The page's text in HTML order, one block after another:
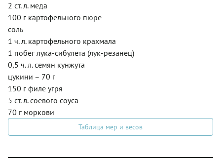
2 ст. л. меда
100 г картофельного пюре
соль
1 ч. л. картофельного крахмала
1 побег лука-сибулета (лук-резанец)
0,5 ч. л. семян кунжута
цукини – 70 г
150 г филе угря
5 ст. л. соевого соуса
70 г моркови
Таблица мер и весов